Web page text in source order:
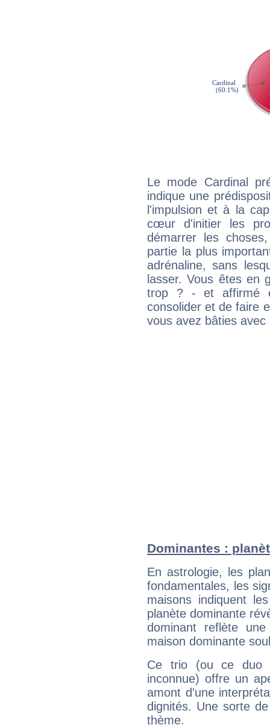
Le mode Cardinal
indique une
l'impulsion et à la
cœur d'initier les
démarrer les
partie la plus
adrénaline, sans
lasser. Vous êtes en
trop ? - et affirmé
consolider et de faire
vous avez bâties avec
Dominantes :
En astrologie, les
fondamentales, les
maisons indiquent
planète dominante
dominant reflète
maison dominante
Ce trio (ou ce duo
inconnue) offre un
amont d'une
dignités. Une sorte
thème.